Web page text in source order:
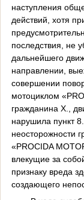
наступления
действий, хотя
последствия, не
дальнейшего
направлении,
совершении
мотоциклом
гражданина Х.,
нарушила пункт
неосторожности
«PROCIDA
влекущие за
признаку вреда
создающего